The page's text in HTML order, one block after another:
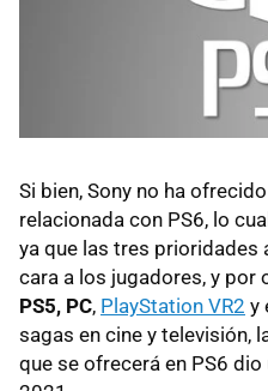
Si bien, Sony no ha
relacionada con PS6, lo
ya que las tres prioridades
cara a los jugadores, y por
PS5, PC, PlayStation VR2 y
sagas en cine y televisión,
que se ofrecerá en PS6